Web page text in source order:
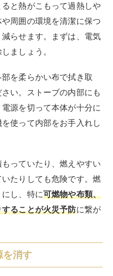
と熱がこもって過熱しや
周囲の環境を清潔に保つ
らせます。まずは、電気
ましょう。
を柔らかい布で拭き取
い。ストーブの内部にも
源を切って本体が十分に
使って内部をお手入れし
っていたり、燃えやすい
たりしても危険です。燃
し、特に可燃物や布類、
ることが火災予防に繋が
を消す